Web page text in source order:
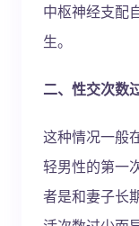
中枢神经支配
生。
二、性交次数
这种情况一般
轻男性的第一
者是和妻子长